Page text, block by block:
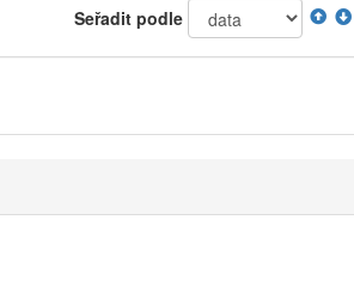
Seřadit podle